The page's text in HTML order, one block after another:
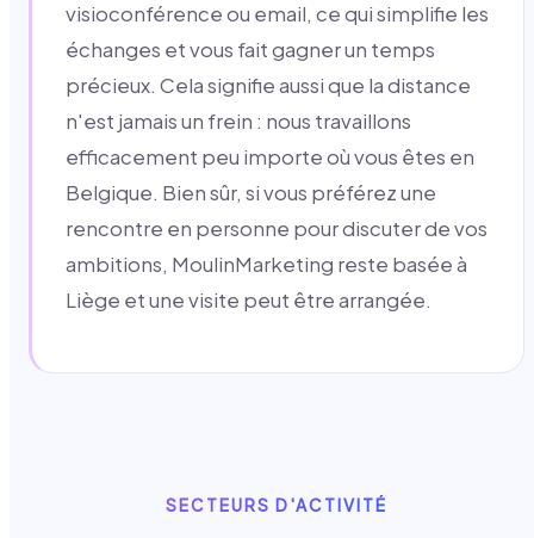
visioconférence ou email, ce qui simplifie les
échanges et vous fait gagner un temps
précieux. Cela signifie aussi que la distance
n'est jamais un frein : nous travaillons
efficacement peu importe où vous êtes en
Belgique. Bien sûr, si vous préférez une
rencontre en personne pour discuter de vos
ambitions, MoulinMarketing reste basée à
Liège et une visite peut être arrangée.
SECTEURS D'ACTIVITÉ